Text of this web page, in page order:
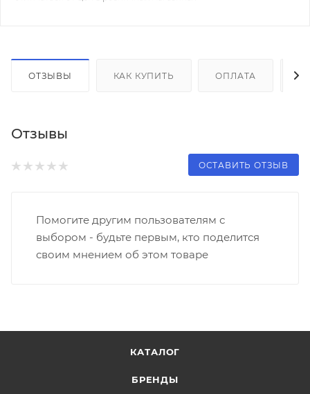
ОТЗЫВЫ КАК КУПИТЬ ОПЛАТА
Отзывы
ОСТАВИТЬ ОТЗЫВ
Помогите другим пользователям с
выбором - будьте первым, кто поделится
своим мнением об этом товаре
КАТАЛОГ
БРЕНДЫ